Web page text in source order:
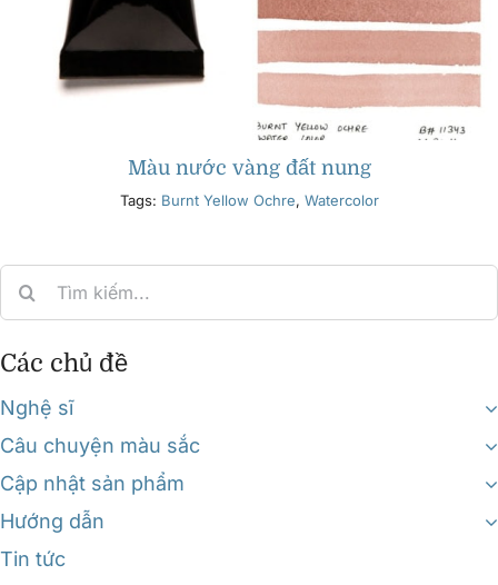
Màu nước vàng đất nung
Tags: Burnt Yellow Ochre, Watercolor
Các chủ đề
Nghệ sĩ
Câu chuyện màu sắc
Cập nhật sản phẩm
Hướng dẫn
Tin tức